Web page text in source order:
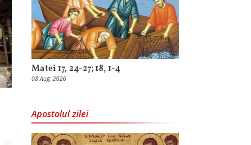
Matei 17, 24-27; 18, 1-4
08 Aug, 2026
Apostolul zilei